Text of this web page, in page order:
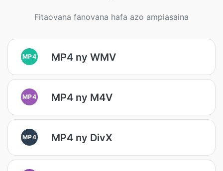
Fitaovana fanovana hafa azo ampiasaina
MP4 MP4 ny WMV
MP4 MP4 ny M4V
MP4 MP4 ny DivX